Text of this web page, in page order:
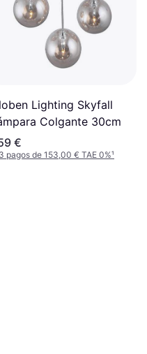
Lighting Skyfall
Colgante 30cm
€
pagos de 153,00 € TAE 0%¹